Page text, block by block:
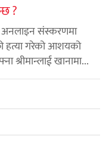
?
अनलाइन संस्करणमा
हत्या गरेको आशयको
श्रीमान्लाई खानामा...